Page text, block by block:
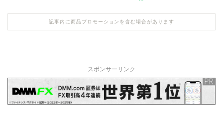
記事内に商品プロモーションを含む場合があります
スポンサーリンク